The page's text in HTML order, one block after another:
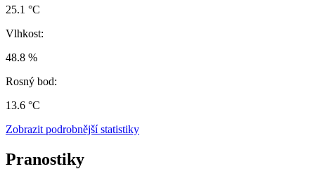
25.1 °C
Vlhkost:
48.8 %
Rosný bod:
13.6 °C
Zobrazit podrobnější statistiky
Pranostiky